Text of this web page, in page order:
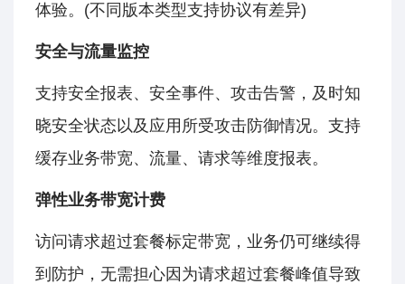
体验。(不同版本类型支持协议有差异)
安全与流量监控
支持安全报表、安全事件、攻击告警，及时知
晓安全状态以及应用所受攻击防御情况。支持
缓存业务带宽、流量、请求等维度报表。
弹性业务带宽计费
访问请求超过套餐标定带宽，业务仍可继续得
到防护，无需担心因为请求超过套餐峰值导致